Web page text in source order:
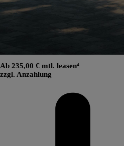
Ab 235,00 € mtl. leasen⁴
zzgl. Anzahlung